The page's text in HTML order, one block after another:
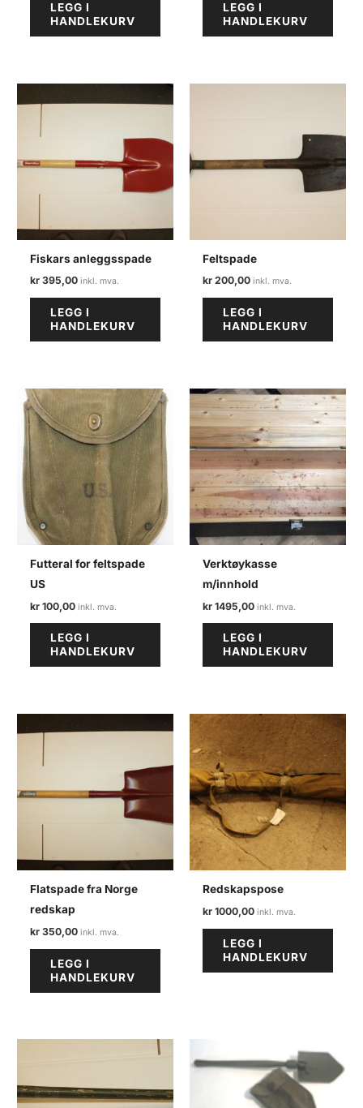
LEGG I
HANDLEKURV
LEGG I
HANDLEKURV
Fiskars anleggsspade
kr 395,00
LEGG I
HANDLEKURV
Feltspade
kr 200,00
LEGG I
HANDLEKURV
Futteral for feltspade
US
kr 100,00
LEGG I
HANDLEKURV
Verktøykasse
m/innhold
kr 1495,00
LEGG I
HANDLEKURV
Flatspade fra Norge
redskap
kr 350,00
LEGG I
HANDLEKURV
Redskapspose
kr 1000,00
LEGG I
HANDLEKURV